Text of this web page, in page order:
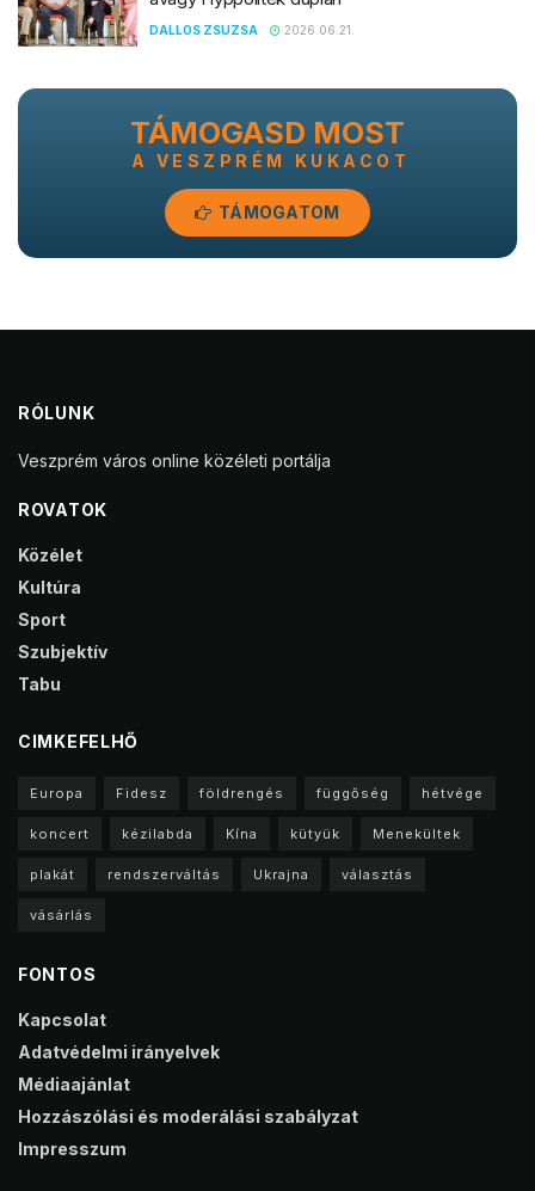
DALLOS ZSUZSA 2026.06.21.
TÁMOGASD MOST
A VESZPRÉM KUKACOT
TÁMOGATOM
RÓLUNK
Veszprém város online közéleti portálja
ROVATOK
Közélet
Kultúra
Sport
Szubjektív
Tabu
CIMKEFELHŐ
Europa Fidesz földrengés függőség hétvége
koncert kézilabda Kína kütyük Menekültek
plakát rendszerváltás Ukrajna választás
vásárlás
FONTOS
Kapcsolat
Adatvédelmi irányelvek
Médiaajánlat
Hozzászólási és moderálási szabályzat
Impresszum